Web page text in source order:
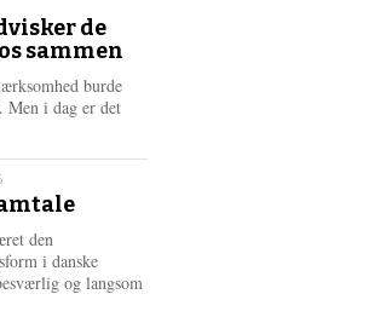
de
sammen
burde
Men i dag er det
den
i danske
og langsom